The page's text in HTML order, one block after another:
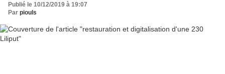
Publié le 10/12/2019 à 19:07
Par piouls